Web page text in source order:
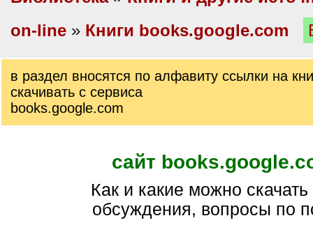
on-line » Книги books.google.com
в раздел вносятся по алфавиту ссылки на
скачивать с сервиса
books.google.com
сайт
как и какие можно скачать
обсуждения, вопросы по